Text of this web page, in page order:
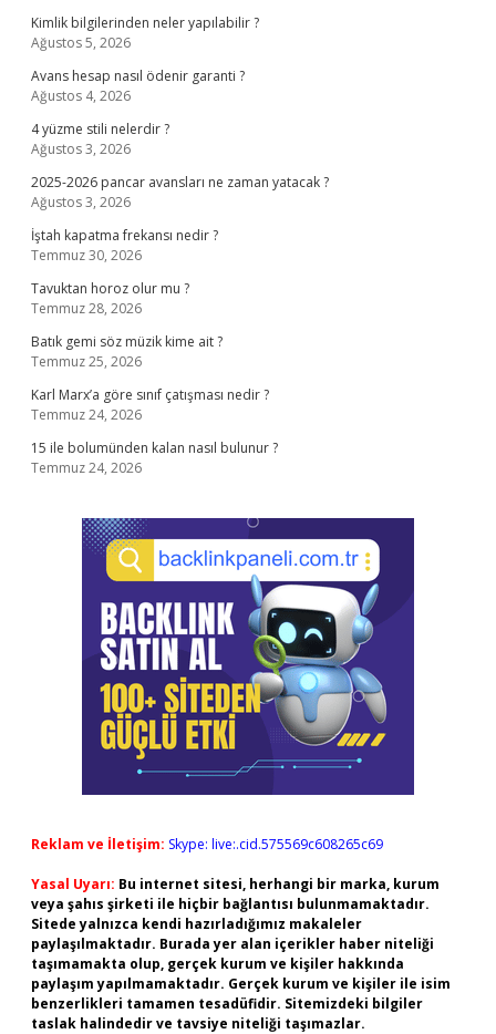
Kimlik bilgilerinden neler yapılabilir ?
Ağustos 5, 2026
Avans hesap nasıl ödenir garanti ?
Ağustos 4, 2026
4 yüzme stili nelerdir ?
Ağustos 3, 2026
2025-2026 pancar avansları ne zaman yatacak ?
Ağustos 3, 2026
İştah kapatma frekansı nedir ?
Temmuz 30, 2026
Tavuktan horoz olur mu ?
Temmuz 28, 2026
Batık gemi söz müzik kime ait ?
Temmuz 25, 2026
Karl Marx’a göre sınıf çatışması nedir ?
Temmuz 24, 2026
15 ile bolumünden kalan nasıl bulunur ?
Temmuz 24, 2026
Reklam ve İletişim: Skype: live:.cid.575569c608265c69
Yasal Uyarı: Bu internet sitesi, herhangi bir marka, kurum
veya şahıs şirketi ile hiçbir bağlantısı bulunmamaktadır.
Sitede yalnızca kendi hazırladığımız makaleler
paylaşılmaktadır. Burada yer alan içerikler haber niteliği
taşımamakta olup, gerçek kurum ve kişiler hakkında
paylaşım yapılmamaktadır. Gerçek kurum ve kişiler ile isim
benzerlikleri tamamen tesadüfidir. Sitemizdeki bilgiler
taslak halindedir ve tavsiye niteliği taşımazlar.